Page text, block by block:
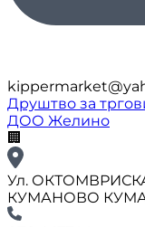
Друштво за
ДОО Желино
🏢
Ул.
КУМАНОВО